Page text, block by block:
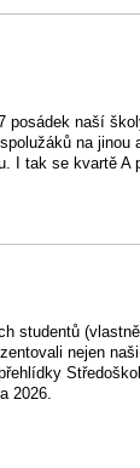
posádek naší
na jinou
I tak se kvartě A
studentů
nejen
2026.